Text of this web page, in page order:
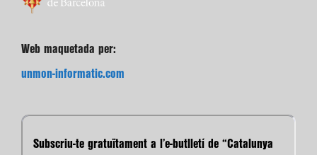
Web maquetada per:
unmon-informatic.com
Subscriu-te gratuïtament a l’e-butlletí de “Catalunya